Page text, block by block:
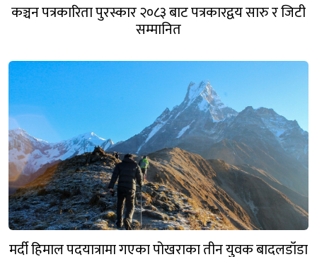
कञ्चन पत्रकारिता पुरस्कार २०८३ बाट पत्रकारद्वय सारु र जिटी
सम्मानित
मर्दी हिमाल पदयात्रामा गएका पोखराका तीन युवक बादलडाँडा